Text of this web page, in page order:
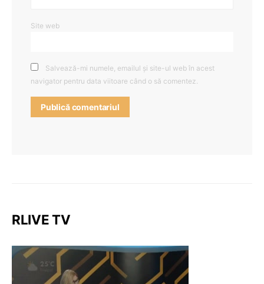
Site web
Salvează-mi numele, emailul și site-ul web în acest
navigator pentru data viitoare când o să comentez.
RLIVE TV